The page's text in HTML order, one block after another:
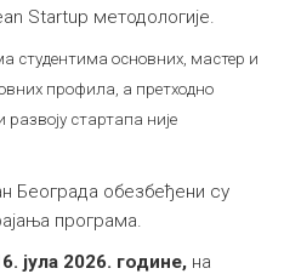
Startup методологије.
студентима основних, мастер и
профила, а претходно
стартапа није
Београда обезбеђени су
програма.
јула 2026. године, на